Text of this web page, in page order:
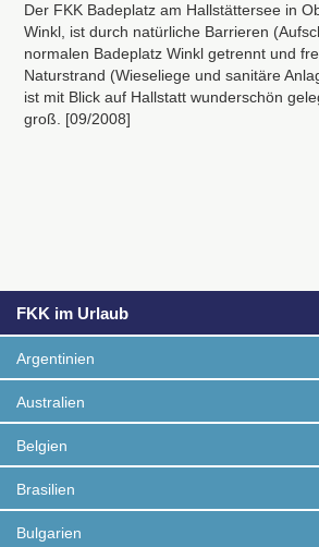
Der FKK Badeplatz am Hallstättersee in
Winkl, ist durch natürliche Barrieren
normalen Badeplatz Winkl getrennt und
Naturstrand (Wieseliege und sanitäre
ist mit Blick auf Hallstatt wunderschön
groß. [09/2008]
FKK im Urlaub
Argentinien
Australien
Belgien
Brasilien
Bulgarien